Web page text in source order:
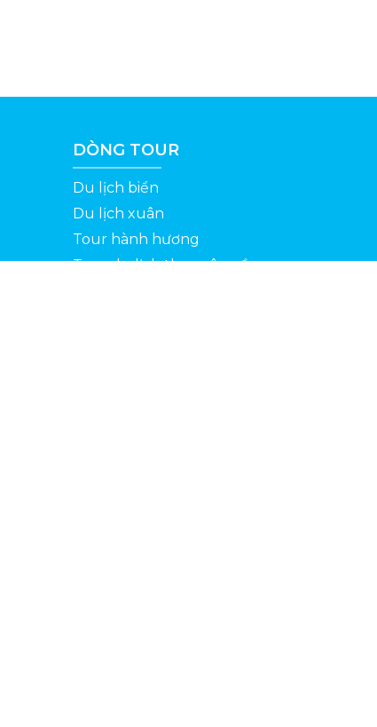
DÒNG TOUR
Du lịch biển
Du lịch xuân
Tour hành hương
Tour du lịch theo yêu cầu